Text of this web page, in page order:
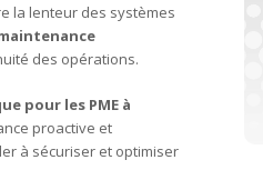
la lenteur des systèmes
des opérations.
pour les PME à
proactive et
à sécuriser et optimiser